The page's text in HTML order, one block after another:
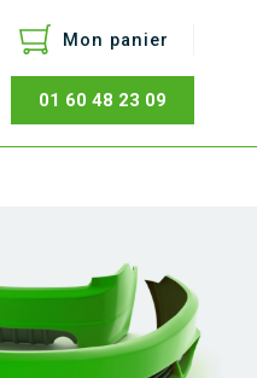
Mon panier
01 60 48 23 09